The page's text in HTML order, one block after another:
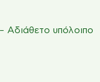
Αδιάθετο υπόλοιπο